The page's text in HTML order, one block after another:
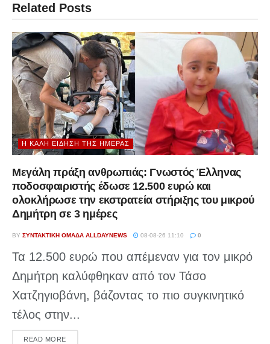
Related Posts
Η ΚΑΛΉ ΕΊΔΗΣΗ ΤΗΣ ΗΜΈΡΑΣ
Μεγάλη πράξη ανθρωπιάς: Γνωστός Έλληνας
ποδοσφαιριστής έδωσε 12.500 ευρώ και
ολοκλήρωσε την εκστρατεία στήριξης του μικρού
Δημήτρη σε 3 ημέρες
BY ΣΥΝΤΑΚΤΙΚΉ ΟΜΆΔΑ ALLDAYNEWS 08-08-26 11:10 0
Τα 12.500 ευρώ που απέμεναν για τον μικρό
Δημήτρη καλύφθηκαν από τον Τάσο
Χατζηγιοβάνη, βάζοντας το πιο συγκινητικό
τέλος στην...
READ MOREDETAILS